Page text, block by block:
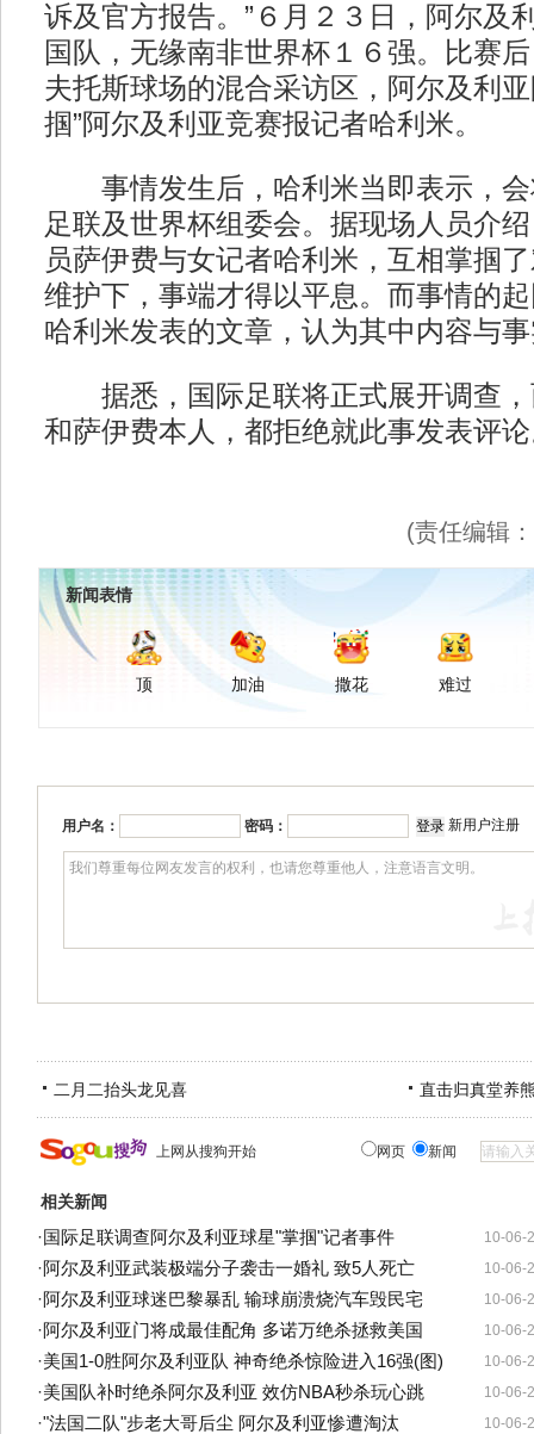
诉及官方报告。”６月２３日，阿尔及
国队，无缘南非世界杯１６强。比赛
夫托斯球场的混合采访区，阿尔及利
掴”阿尔及利亚竞赛报记者哈利米。
事情发生后，哈利米当即表示，会
足联及世界杯组委会。据现场人员介
员萨伊费与女记者哈利米，互相掌掴
维护下，事端才得以平息。而事情的
哈利米发表的文章，认为其中内容与
据悉，国际足联将正式展开调查，
和萨伊费本人，都拒绝就此事发表评
(责任编辑
新闻表情
顶 加油 撒花 难过
用户名： 密码： 新用户注册
二月二抬头龙见喜 直击归真堂养
上网从搜狗开始 网页 新闻
相关新闻
10-06-
· 国际足联调查阿尔及利亚球星"掌掴"记者事件
10-06-
·阿尔及利亚武装极端分子袭击一婚礼 致5人死亡
10-06-
·阿尔及利亚球迷巴黎暴乱 输球崩溃烧汽车毁民宅
10-06-
·阿尔及利亚门将成最佳配角 多诺万绝杀拯救美国
10-06-
·美国1-0胜阿尔及利亚队 神奇绝杀惊险进入16强(图)
10-06-
·美国队补时绝杀阿尔及利亚 效仿NBA秒杀玩心跳
10-06-
·"法国二队"步老大哥后尘 阿尔及利亚惨遭淘汰